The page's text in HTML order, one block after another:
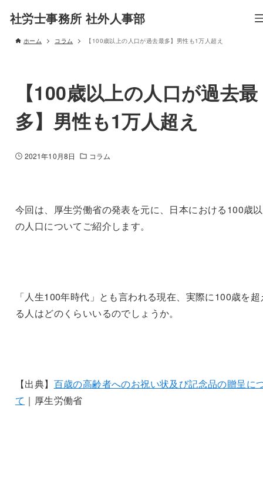
社労士事務所 社外人事部
ホーム コラム 【100歳以上の人口が過去最多】男性も1万人超え
【100歳以上の人口が過去最
多】男性も1万人超え
2021年10月8日 コラム
今回は、厚生労働省の発表を元に、日本における100歳
の人口についてご紹介します。
「人生100年時代」とも言われる現在、実際に100歳を超
る人はどのくらいいるのでしょうか。
【出典】 百歳の高齢者へのお祝い状及び記念品の贈呈に
て ｜厚生労働省